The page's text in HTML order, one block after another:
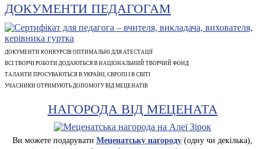
ДОКУМЕНТИ ПЕДАГОГАМ
ДОКУМЕНТИ КОНКУРСІВ ОПТИМАЛЬНІ ДЛЯ АТЕСТАЦІЇ
ВСІ ТВОРЧІ РОБОТИ ДОДАЮТЬСЯ В НАЦІОНАЛЬНИЙ ТВОРЧИЙ ФОНД
ТАЛАНТИ ПРОСУВАЮТЬСЯ В УКРАЇНІ, ЄВРОПІ І В СВІТІ
УЧАСНИКИ ОТРИМУЮТЬ ДОПОМОГУ ВІД МЕЦЕНАТІВ
НАГОРОДА ВІД МЕЦЕНАТА
Ви можете подарувати Меценатську нагороду (одну чи декілька),